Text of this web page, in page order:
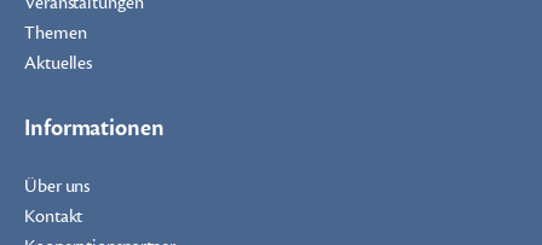
Themen
Aktuelles
Informationen
Über uns
Kontakt